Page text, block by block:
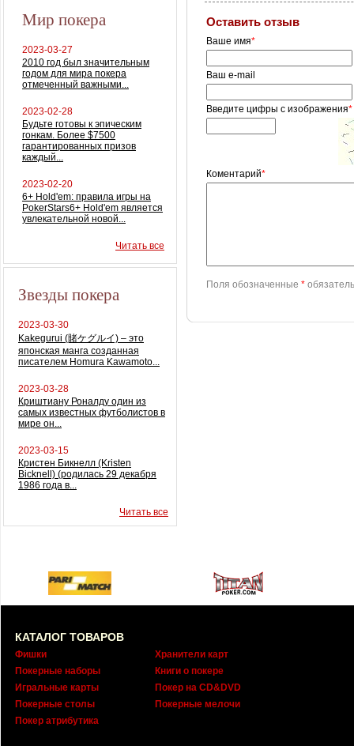
Мир покера
2023-03-27
2010 год был значительным
годом для мира покера
отмеченный важными...
2023-02-28
Будьте готовы к эпическим
гонкам. Более $7500
гарантированных призов
каждый...
2023-02-20
6+ Hold'em: правила игры на
PokerStars6+ Hold'em является
увлекательной новой...
Читать все
Звезды покера
2023-03-30
Kakegurui (賭ケグルイ) – это
японская манга созданная
писателем Homura Kawamoto...
2023-03-28
Криштиану Роналду один из
самых известных футболистов в
мире он...
2023-03-15
Кристен Бикнелл (Kristen
Bicknell) (родилась 29 декабря
1986 года в...
Читать все
Оставить отзыв
Ваше имя*
Ваш e-mail
Введите цифры с изображения*
Коментарий*
Поля обозначенные *
КАТАЛОГ ТОВАРОВ
Фишки
Покерные наборы
Игральные карты
Покерные столы
Покер атрибутика
Хранители карт
Книги о покере
Покер на CD&DVD
Покерные мелочи